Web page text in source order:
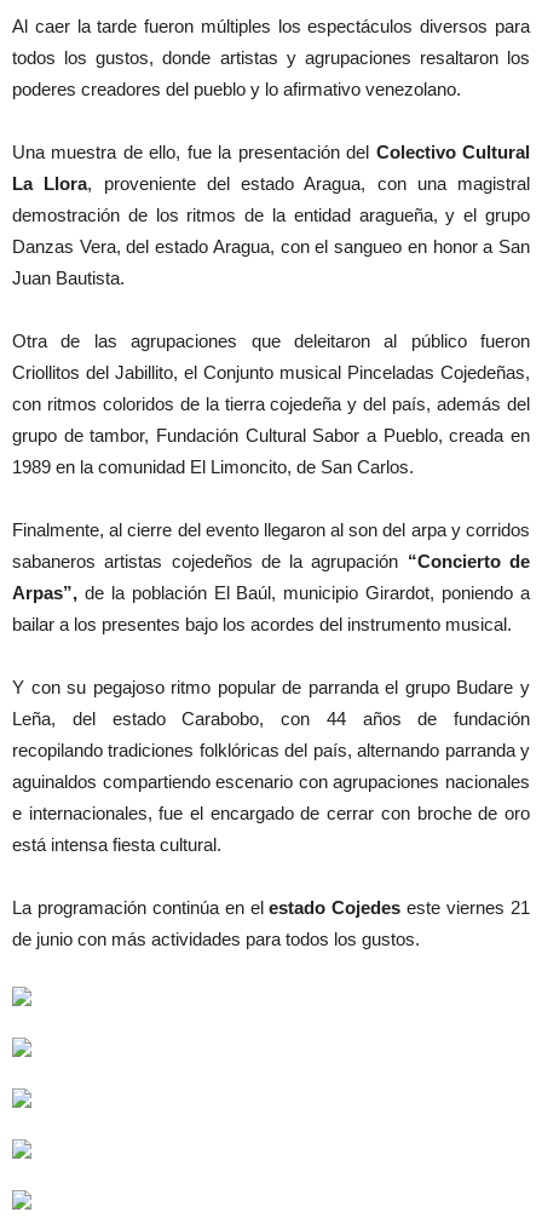
Al caer la tarde fueron múltiples los espectáculos diversos para
todos los gustos, donde artistas y agrupaciones resaltaron los
poderes creadores del pueblo y lo afirmativo venezolano.
Una muestra de ello, fue la presentación del Colectivo Cultural
La Llora, proveniente del estado Aragua, con una magistral
demostración de los ritmos de la entidad aragueña, y el grupo
Danzas Vera, del estado Aragua, con el sangueo en honor a San
Juan Bautista.
Otra de las agrupaciones que deleitaron al público fueron
Criollitos del Jabillito, el Conjunto musical Pinceladas Cojedeñas,
con ritmos coloridos de la tierra cojedeña y del país, además del
grupo de tambor, Fundación Cultural Sabor a Pueblo, creada en
1989 en la comunidad El Limoncito, de San Carlos.
Finalmente, al cierre del evento llegaron al son del arpa y corridos
sabaneros artistas cojedeños de la agrupación “Concierto de
Arpas”, de la población El Baúl, municipio Girardot, poniendo a
bailar a los presentes bajo los acordes del instrumento musical.
Y con su pegajoso ritmo popular de parranda el grupo Budare y
Leña, del estado Carabobo, con 44 años de fundación
recopilando tradiciones folklóricas del país, alternando parranda y
aguinaldos compartiendo escenario con agrupaciones nacionales
e internacionales, fue el encargado de cerrar con broche de oro
está intensa fiesta cultural.
La programación continúa en elestado Cojedes este viernes 21
de junio con más actividades para todos los gustos.